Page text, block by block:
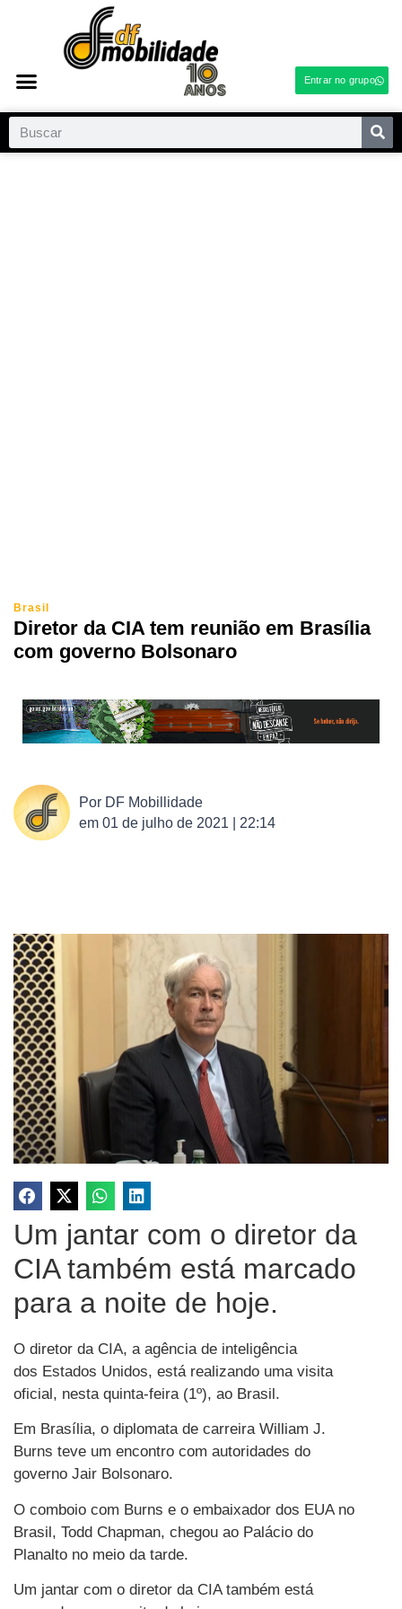
Entrar no grupo
Brasil
Diretor da CIA tem reunião em Brasília
com governo Bolsonaro
Por DF Mobillidade
em 01 de julho de 2021 | 22:14
Um jantar com o diretor da
CIA também está marcado
para a noite de hoje.
O diretor da CIA, a agência de inteligência
dos Estados Unidos, está realizando uma visita
oficial, nesta quinta-feira (1º), ao Brasil.
Em Brasília, o diplomata de carreira William J.
Burns teve um encontro com autoridades do
governo Jair Bolsonaro.
O comboio com Burns e o embaixador dos EUA no
Brasil, Todd Chapman, chegou ao Palácio do
Planalto no meio da tarde.
Um jantar com o diretor da CIA também está